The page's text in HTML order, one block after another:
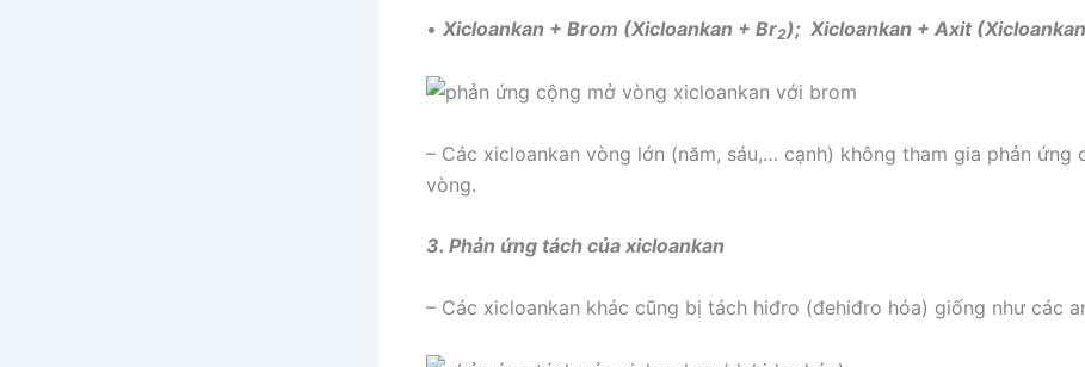
• Xicloankan + Brom (Xicloankan + Br2); Xicloankan + Axit
– Các xicloankan vòng lớn (năm, sáu,… cạnh) không tham gia phản ứng
vòng.
3. Phản ứng tách của xicloankan
– Các xicloankan khác cũng bị tách hiđro (đehiđro hóa) giống như các